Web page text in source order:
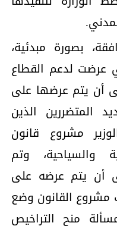
بصورة مبدئية،
عرضت لدعم القطاع
خلال عام 2021، على أن يتم عرضها على
المتضررين الذين
مشروع قانون
والسياحية، وتم
أن يتم عرضه على
القانون وضع
منح التراخيص